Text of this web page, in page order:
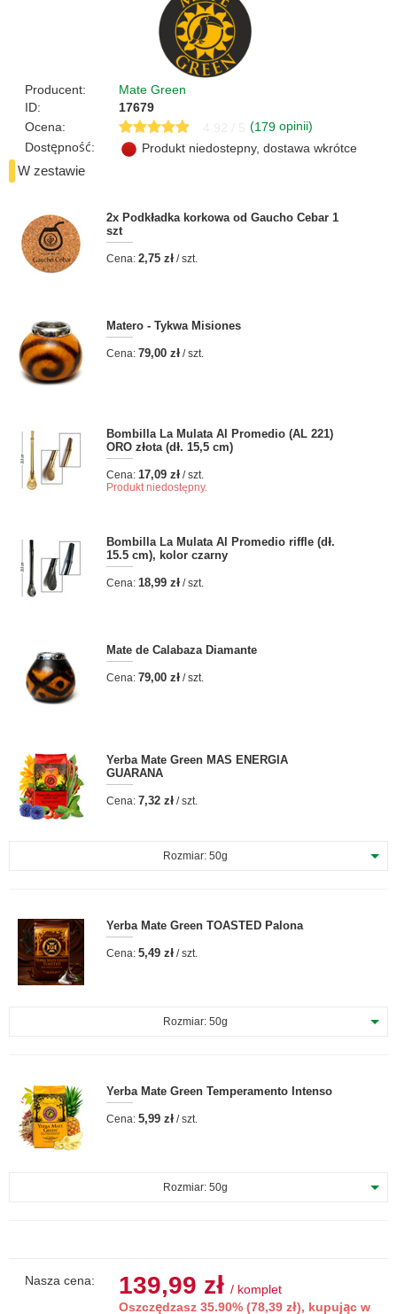
Producent:
Mate Green
ID:
17679
Ocena:
(179 opinii)
Dostępność:
Produkt niedostepny, dostawa wkrótce
W zestawie
2x Podkładka korkowa od Gaucho Cebar 1
szt
Cena: 2,75 zł / szt.
Matero - Tykwa Misiones
Cena: 79,00 zł / szt.
Bombilla La Mulata Al Promedio (AL 221)
ORO złota (dł. 15,5 cm)
Cena: 17,09 zł / szt.
Produkt niedostępny.
Bombilla La Mulata Al Promedio riffle (dł.
15.5 cm), kolor czarny
Cena: 18,99 zł / szt.
Mate de Calabaza Diamante
Cena: 79,00 zł / szt.
Yerba Mate Green MAS ENERGIA
GUARANA
Cena: 7,32 zł / szt.
Rozmiar: 50g
Yerba Mate Green TOASTED Palona
Cena: 5,49 zł / szt.
Rozmiar: 50g
Yerba Mate Green Temperamento Intenso
Cena: 5,99 zł / szt.
Rozmiar: 50g
Nasza cena: 139,99 zł / komplet
Oszczędzasz 35.90% (78,39 zł), kupując w